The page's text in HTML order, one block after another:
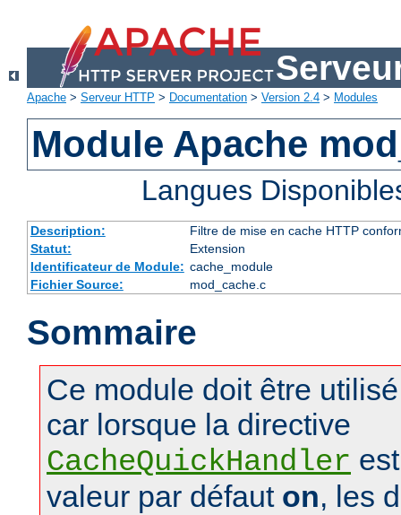
Apache > Serveur HTTP > Documentation > Version 2.4 > Modules
Module Apache
Langues
Description:
Filtre de mise en cache HTTP
Statut:
Extension
Identificateur de Module: cache_module
Fichier Source:
mod_cache.c
Sommaire
Ce module doit être
car lorsque la directive
CacheQuickHandler
valeur par défaut on, les